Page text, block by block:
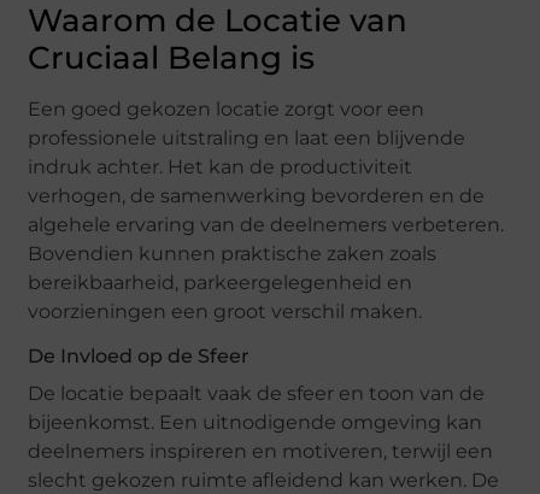
Waarom de Locatie van
Cruciaal Belang is
Een goed gekozen locatie zorgt voor een
professionele uitstraling en laat een blijvende
indruk achter. Het kan de productiviteit
verhogen, de samenwerking bevorderen en de
algehele ervaring van de deelnemers verbeteren.
Bovendien kunnen praktische zaken zoals
bereikbaarheid, parkeergelegenheid en
voorzieningen een groot verschil maken.
De Invloed op de Sfeer
De locatie bepaalt vaak de sfeer en toon van de
bijeenkomst. Een uitnodigende omgeving kan
deelnemers inspireren en motiveren, terwijl een
slecht gekozen ruimte afleidend kan werken. De